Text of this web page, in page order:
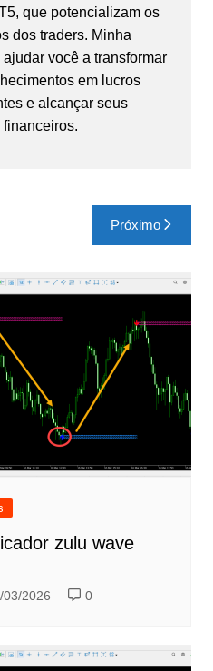
que potencializam os
dos traders. Minha
ajudar você a transformar
em lucros
e alcançar seus
Próximo
zulu wave
03/2026 0